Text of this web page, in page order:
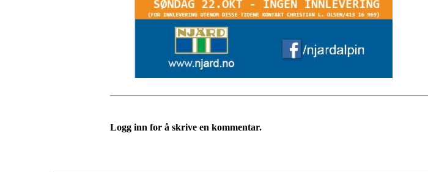
Logg inn for å skrive en kommentar.